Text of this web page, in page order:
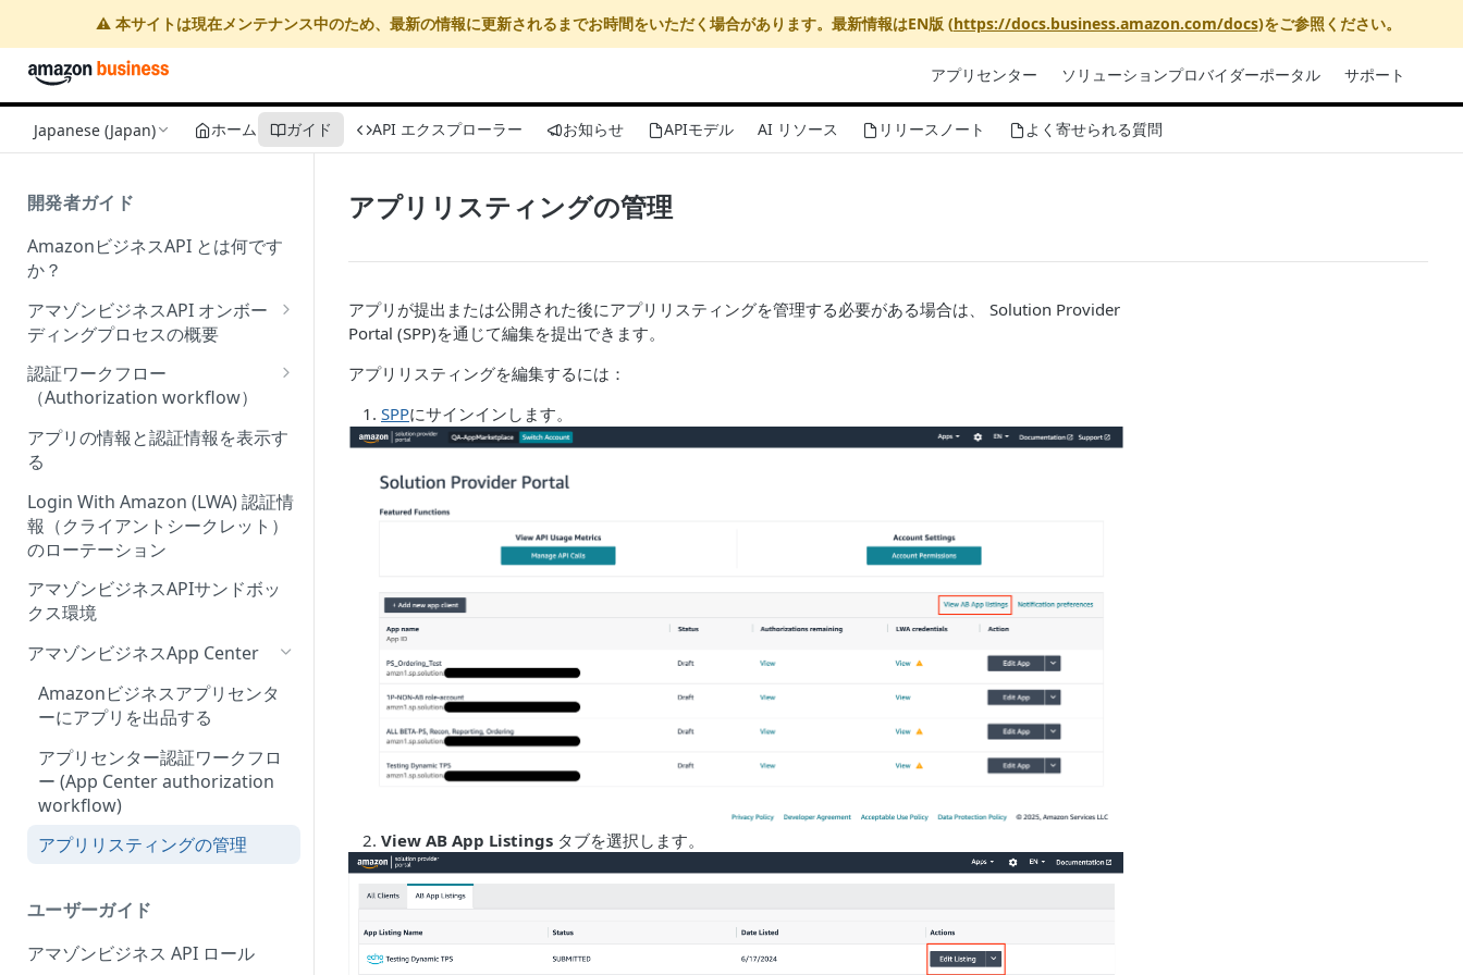
⚠️ 本サイトは現在メンテナンス中のため、最新の情報に更新されるまでお時間をいただく場合があります。最新情報はEN版 (https://docs.business.amazon.com/docs)をご参照ください。
アプリセンター ソリューションプロバイダーポータル サポート
Japanese (Japan) ホーム ガイド API エクスプローラー お知らせ APIモデル AI リソース リリースノート よく寄せられる質問
開発者ガイド
AmazonビジネスAPI とは何です
か？
アマゾンビジネスAPI オンボー
ディングプロセスの概要
Onboarding Step 1: Authorize
your Amazon Business API
apps
Onboarding Step 2: Create
your request
認証ワークフロー
（Authorization workflow）
アマゾンビジネスサードパーテ
ィーウェブサイト認証ワークフ
ローの概要
アプリの情報と認証情報を表示す
る
Login With Amazon (LWA) 認証情
報（クライアントシークレット）
のローテーション
アマゾンビジネスAPIサンドボッ
クス環境
アマゾンビジネスApp Center
Amazonビジネスアプリセンタ
ーにアプリを出品する
アプリセンター認証ワークフロ
ー (App Center authorization
workflow)
アプリリスティングの管理
ユーザーガイド
アマゾンビジネス API ロール
アプリリスティングの管理
アプリが提出または公開された後にアプリリスティングを管理する必要がある場合は、
Solution Provider
Portal (SPP)を通じて編集を提出できます。
アプリリスティングを編集するには：
SPPにサインインします。
View AB App Listings タブを選択します。